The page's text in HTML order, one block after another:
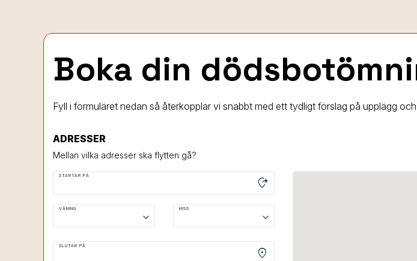
Boka din
Fyll i formuläret nedan så återkopplar vi snabbt med ett tydligt förslag på upplägg
ADRESSER
Mellan vilka adresser ska flytten gå?
STARTAR PÅ
moved_location
VÅNING
keyboard_arrow_down
HISS
keyboard_arrow_down
SLUTAR PÅ
location_on